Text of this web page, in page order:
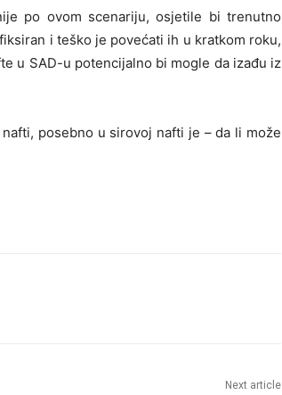
po ovom scenariju, osjetile bi trenutno
i teško je povećati ih u kratkom roku,
u SAD-u potencijalno bi mogle da izađu iz
posebno u sirovoj nafti je – da li može
Next article